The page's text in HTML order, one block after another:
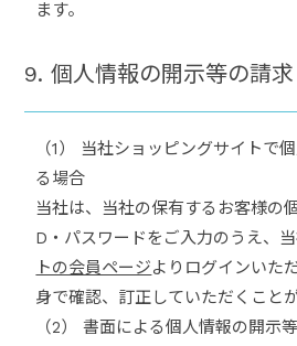
ます。
9. 個人情報の開示等の請求
（1） 当社ショッピングサイトで
る場合
当社は、当社の保有するお客様の
D・パスワードをご入力のうえ、
トの会員ページよりログインいた
身で確認、訂正していただくこと
（2） 書面による個人情報の開示